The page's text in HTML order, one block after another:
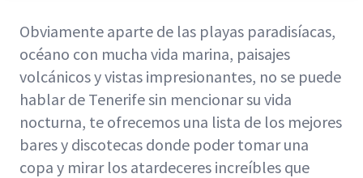
Obviamente aparte de las playas paradisíacas,
océano con mucha vida marina, paisajes
volcánicos y vistas impresionantes, no se puede
hablar de Tenerife sin mencionar su vida
nocturna, te ofrecemos una lista de los mejores
bares y discotecas donde poder tomar una
copa y mirar los atardeceres increíbles que